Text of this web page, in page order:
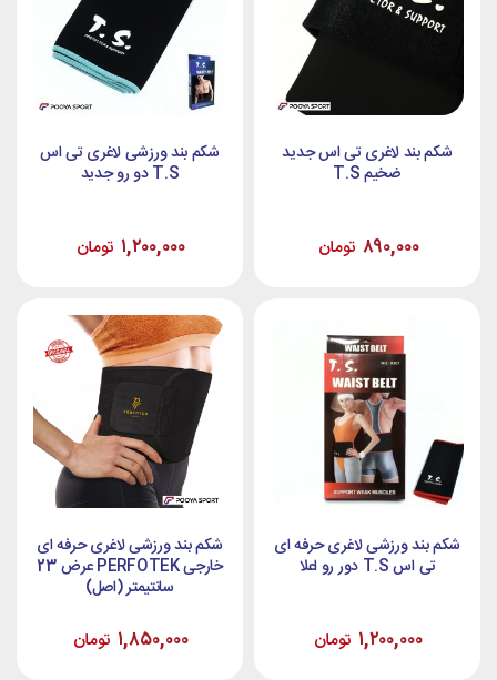
شکم بند لاغری تی اس جدید
ضخیم T.S
تومان ۸۹۰,۰۰۰
شکم بند ورزشی لاغری تی اس
T.S دو رو جدید
تومان ۱,۲۰۰,۰۰۰
شکم بند ورزشی لاغری حرفه ای
تی اس T.S دور رو اعلا
تومان ۱,۲۰۰,۰۰۰
شکم بند ورزشی لاغری حرفه ای
خارجی PERFOTEK عرض 23
سانتیمتر (اصل)
تومان ۱,۸۵۰,۰۰۰